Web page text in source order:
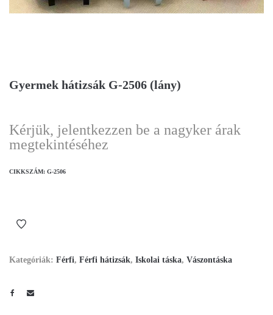
Gyermek hátizsák G-2506 (lány)
Kérjük, jelentkezzen be a nagyker árak
megtekintéséhez
CIKKSZÁM: G-2506
Kategóriák: Férfi, Férfi hátizsák, Iskolai táska, Vászontáska